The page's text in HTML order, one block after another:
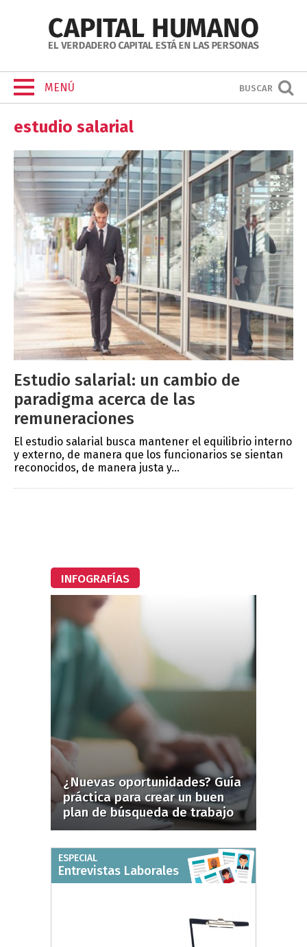
MENÚ BUSCAR
estudio salarial
Estudio salarial: un cambio de
paradigma acerca de las
remuneraciones
El estudio salarial busca mantener el equilibrio interno
y externo, de manera que los funcionarios se sientan
reconocidos, de manera justa y...
INFOGRAFÍAS
¿Nuevas oportunidades? Guía
práctica para crear un buen
plan de búsqueda de trabajo
ESPECIAL
Entrevistas Laborales